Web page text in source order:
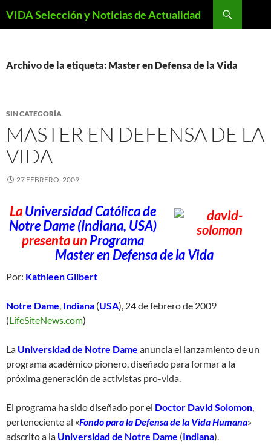
VIDA Selección y Noticias de Actualidad
Archivo de la etiqueta: Master en Defensa de la Vida
SIN CATEGORÍA
MASTER EN DEFENSA DE LA
VIDA
27 FEBRERO, 2009
LaUniversidad Católica de
Notre Dame(Indiana, USA)
presenta un Programa
Master en Defensa de la Vida
Por: Kathleen Gilbert
Notre Dame, Indiana (USA), 24 de febrero de 2009
(LifeSiteNews.com)
La Universidad de Notre Dame anuncia el lanzamiento de un
programa académico pionero, diseñado para formar a la
próxima generación de activistas pro-vida.
El programa ha sido diseñado por el Doctor David Solomon,
perteneciente al «Fondo para la Defensa de la Vida Humana»
adscrito a la Universidad de Notre Dame (Indiana).